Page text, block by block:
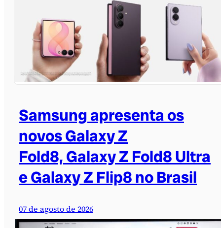
Samsung apresenta os
novos Galaxy Z
Fold8, Galaxy Z Fold8 Ultra
e Galaxy Z Flip8 no Brasil
07 de agosto de 2026